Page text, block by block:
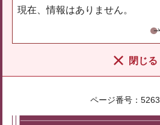
現在、情報はありません。
閉じる
ページ番号：5263